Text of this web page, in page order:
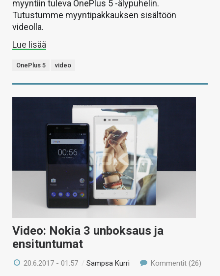
myyntiin tuleva OnePlus 5 -älypuhelin.
Tutustumme myyntipakkauksen sisältöön
videolla.
Lue lisää
OnePlus 5 video
Video: Nokia 3 unboksaus ja
ensituntumat
20.6.2017 - 01:57 /Sampsa Kurri Kommentit (26)